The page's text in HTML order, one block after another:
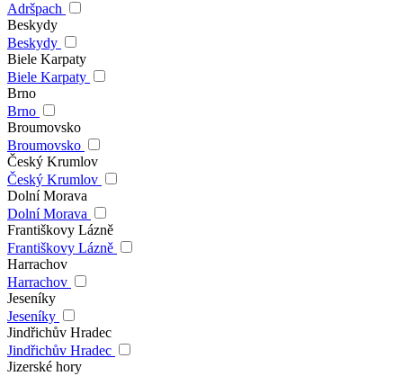
Adršpach
Beskydy
Beskydy
Biele Karpaty
Biele Karpaty
Brno
Brno
Broumovsko
Broumovsko
Český Krumlov
Český Krumlov
Dolní Morava
Dolní Morava
Františkovy Lázně
Františkovy Lázně
Harrachov
Harrachov
Jeseníky
Jeseníky
Jindřichův Hradec
Jindřichův Hradec
Jizerské hory